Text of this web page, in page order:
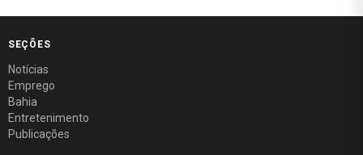
SEÇÕES
Notícias
Emprego
Bahia
Entretenimento
Publicações